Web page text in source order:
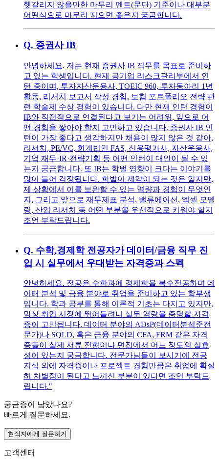
헷갈리지 않을만한 마무리 멘트(문단) 기준이나 대부분
어떤식으로 마무리 지으면 좋은지 궁금합니다.
Q. 증권사 IB
안녕하세요. 저는 현재 증권사 IB 직무를 목표로 준비하
고 있는 학생입니다. 현재 공기업 리스크관리부에서 인
턴 중이며, 투자자산운용사, TOEIC 960, 투자동아리 1년
활동, 리서치 보고서 작성 경험, 보험 포트폴리오 전략 관
련 학술제 수상 경험이 있습니다. 다만 현재 인턴 경험이
IB와 직접적으로 연결된다고 보기는 어려워, 앞으로 어
떤 경험을 쌓아야 할지 고민하고 있습니다. 증권사 IB 인
턴이 가장 좋다고 생각하지만 채용이 많지 않은 것 같아,
리서치, PE/VC, 회계법인 FAS, 신용평가사, 자산운용사,
기업 재무·IR·전략기획 등 어떤 인턴이 대안이 될 수 있
는지 궁금합니다. 또 IB는 학벌 영향이 크다는 이야기를
많이 들어 걱정됩니다. 학벌이 제약이 되는 것은 알지만,
제 상황에서 이를 보완할 수 있는 역량과 경험이 무엇인
지, 그리고 앞으로 재무제표 분석, 밸류에이션, 엑셀 모델
링, 산업 리서치 등 어떤 부분을 우선적으로 키워야 할지
조언 부탁드립니다.
Q. 수학,경제학 전공자가 데이터/금융 직무 진
입 시 실무에서 우대받는 자격증과 스펙
안녕하세요. 전공은 수학과에 경제학을 복수전공하며 데
이터 분석 및 금융 분야로 취업을 준비하고 있는 학부생
입니다. 학과 공부를 통해 이론적 기초는 다지고 있지만,
막상 취업 시장에 뛰어들려니 실무 역량을 증명할 자격
증이 고민됩니다. 데이터 분야의 ADsP(데이터분석준전
문가)나 SQLD, 혹은 금융 분야의 CFA, FRM 같은 자격
증들이 실제 서류 전형이나 면접에서 어느 정도의 실효
성이 있는지 궁금합니다. 전문가님들이 보시기에 전공
지식 외에 자격증이나 프로젝트 경험만큼은 취업에 확실
히 차별점이 된다고 느끼신 부분이 있다면 조언 부탁드
립니다."
궁금증이 남았나요?
빠르게 질문하세요.
현직자에게 질문하기
고객센터